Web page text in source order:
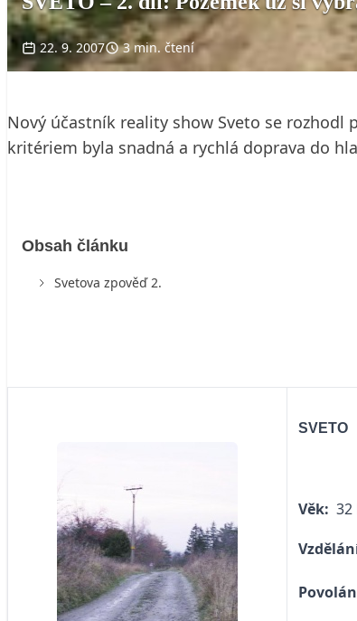
22. 9. 2007 3 min. čtení
Nový účastník reality show Sveto se
kritériem byla snadná a rychlá doprava do
Obsah článku
Svetova zpověď 2.
SVETO
Věk: 32